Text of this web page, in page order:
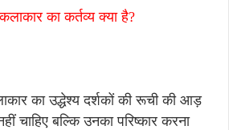
का कर्तव्य क्या है?
का उद्धेश्य दर्शकों की रूची की आड़
चाहिए बल्कि उनका परिष्कार करना